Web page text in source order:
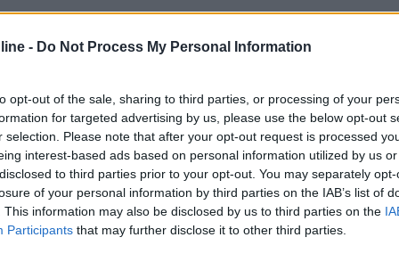
- Do Not Process My Personal Information
opt-out of the sale, sharing to third parties, or processing of your
for targeted advertising by us, please use the below opt-out
selection. Please note that after your opt-out request is processed
interest-based ads based on personal information utilized by us
to third parties prior to your opt-out. You may separately
of your personal information by third parties on the IAB’s list of
This information may also be disclosed by us to third parties on the
Participants that may further disclose it to other third parties.
km a nord-est di Bratislava, sulla strada dei ...
- 42.9km